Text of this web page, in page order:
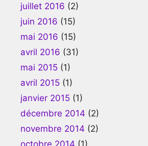
juillet 2016 (2)
juin 2016 (15)
mai 2016 (15)
avril 2016 (31)
mai 2015 (1)
avril 2015 (1)
janvier 2015 (1)
décembre 2014 (2)
novembre 2014 (2)
octobre 2014 (1)